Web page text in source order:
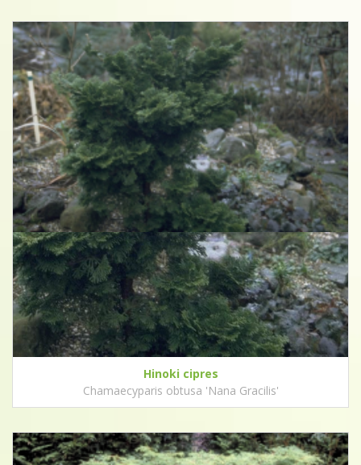
Hinoki cipres
Chamaecyparis obtusa 'Nana Gracilis'